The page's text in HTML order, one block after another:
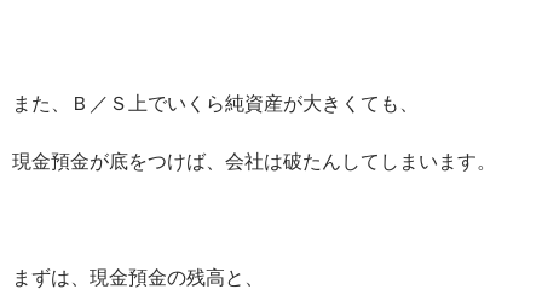
また、Ｂ／Ｓ上でいくら純資産が大きくても、
現金預金が底をつけば、会社は破たんしてしまいます。
まずは、現金預金の残高と、